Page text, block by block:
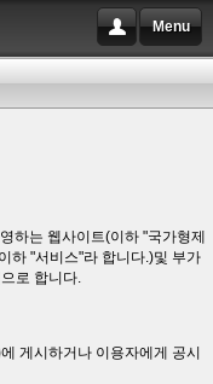
Menu
하는 웹사이트(이하 "국가형제
하 "서비스"라 합니다.)및 부가
로 합니다.
게시하거나 이용자에게 공시